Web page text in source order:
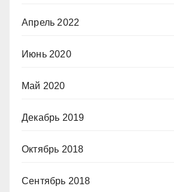
Апрель 2022
Июнь 2020
Май 2020
Декабрь 2019
Октябрь 2018
Сентябрь 2018